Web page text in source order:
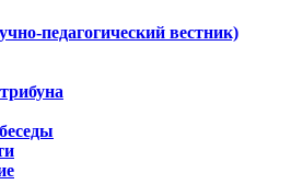
педагогический вестник)